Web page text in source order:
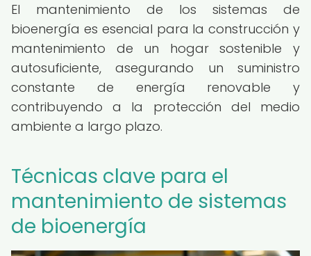
El mantenimiento de los sistemas de
bioenergía es esencial para la construcción y
mantenimiento de un hogar sostenible y
autosuficiente, asegurando un suministro
constante de energía renovable y
contribuyendo a la protección del medio
ambiente a largo plazo.
Técnicas clave para el
mantenimiento de sistemas
de bioenergía